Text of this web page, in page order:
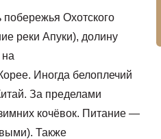
побережья Охотского
реки Апуки), долину
Иногда белоплечий
За пределами
кочёвок. Питание —
Также